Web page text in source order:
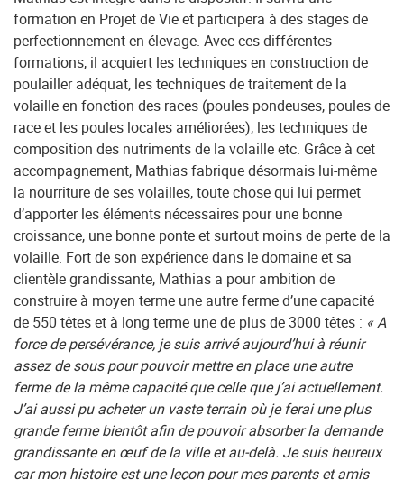
formation en Projet de Vie et participera à des stages de
perfectionnement en élevage. Avec ces différentes
formations, il acquiert les techniques en construction de
poulailler adéquat, les techniques de traitement de la
volaille en fonction des races (poules pondeuses, poules de
race et les poules locales améliorées), les techniques de
composition des nutriments de la volaille etc. Grâce à cet
accompagnement, Mathias fabrique désormais lui-même
la nourriture de ses volailles, toute chose qui lui permet
d’apporter les éléments nécessaires pour une bonne
croissance, une bonne ponte et surtout moins de perte de la
volaille. Fort de son expérience dans le domaine et sa
clientèle grandissante, Mathias a pour ambition de
construire à moyen terme une autre ferme d’une capacité
de 550 têtes et à long terme une de plus de 3000 têtes : « A
force de persévérance, je suis arrivé aujourd’hui à réunir
assez de sous pour pouvoir mettre en place une autre
ferme de la même capacité que celle que j’ai actuellement.
J’ai aussi pu acheter un vaste terrain où je ferai une plus
grande ferme bientôt afin de pouvoir absorber la demande
grandissante en œuf de la ville et au-delà. Je suis heureux
car mon histoire est une leçon pour mes parents et amis